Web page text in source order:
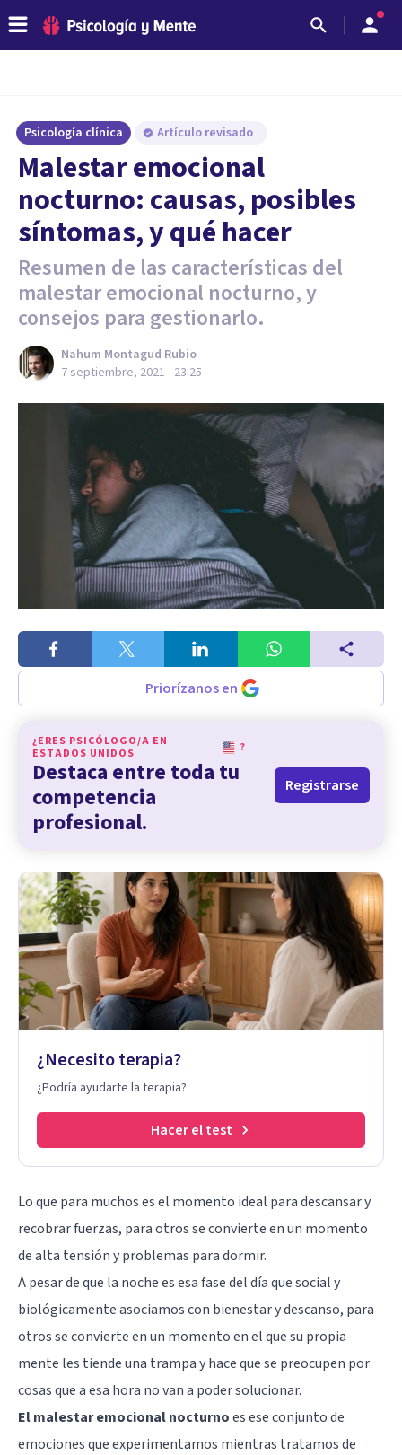
Psicología clínica Artículo revisado
Malestar emocional
nocturno: causas, posibles
síntomas, y qué hacer
Resumen de las características del
malestar emocional nocturno, y
consejos para gestionarlo.
Nahum Montagud Rubio
7 septiembre, 2021 - 23:25
Priorízanos en
¿ERES PSICÓLOGO/A EN
ESTADOS UNIDOS
?
Destaca entre toda tu
competencia
profesional.
Registrarse
¿Necesito terapia?
¿Podría ayudarte la terapia?
Hacer el test
Lo que para muchos es el momento ideal para descansar y
recobrar fuerzas, para otros se convierte en un momento
de alta tensión y problemas para dormir.
A pesar de que la noche es esa fase del día que social y
biológicamente asociamos con bienestar y descanso, para
otros se convierte en un momento en el que su propia
mente les tiende una trampa y hace que se preocupen por
cosas que a esa hora no van a poder solucionar.
El malestar emocional nocturnoes ese conjunto de
emociones que experimentamos mientras tratamos de